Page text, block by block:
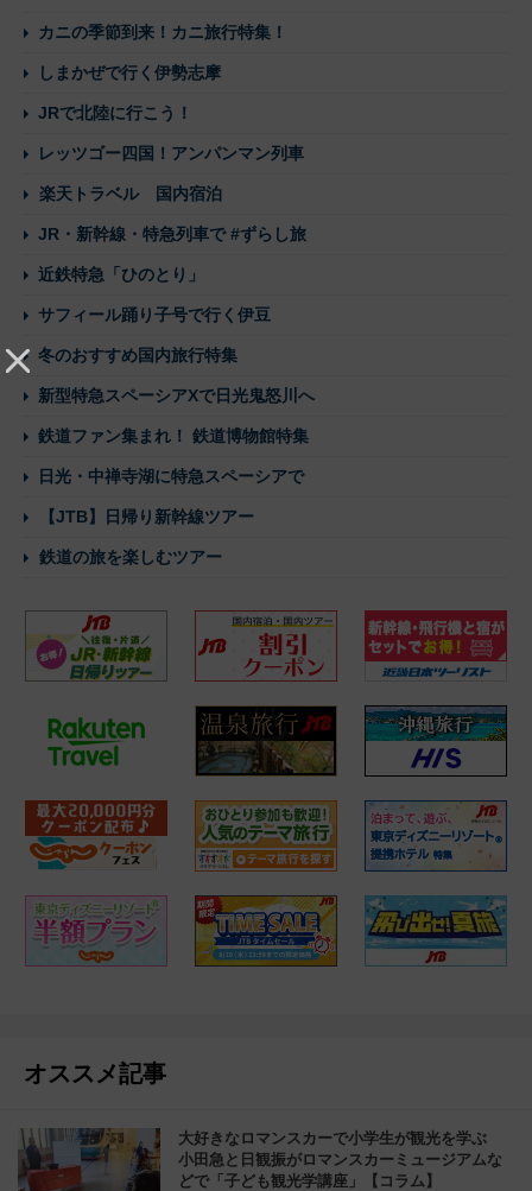
カニの季節到来！カニ旅行特集！
しまかぜで行く伊勢志摩
JRで北陸に行こう！
レッツゴー四国！アンパンマン列車
楽天トラベル 国内宿泊
JR・新幹線・特急列車で #ずらし旅
近鉄特急「ひのとり」
サフィール踊り子号で行く伊豆
冬のおすすめ国内旅行特集
新型特急スペーシアXで日光鬼怒川へ
鉄道ファン集まれ！ 鉄道博物館特集
日光・中禅寺湖に特急スペーシアで
【JTB】日帰り新幹線ツアー
鉄道の旅を楽しむツアー
オススメ記事
大好きなロマンスカーで小学生が観光を学ぶ
小田急と日観振がロマンスカーミュージアムな
どで「子ども観光学講座」【コラム】